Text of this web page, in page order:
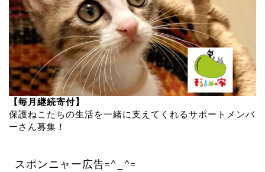
【毎月継続寄付】
保護ねこたちの生活を一緒に支えてくれるサポートメンバ
ーさん募集！
スポンニャー広告=^_^=